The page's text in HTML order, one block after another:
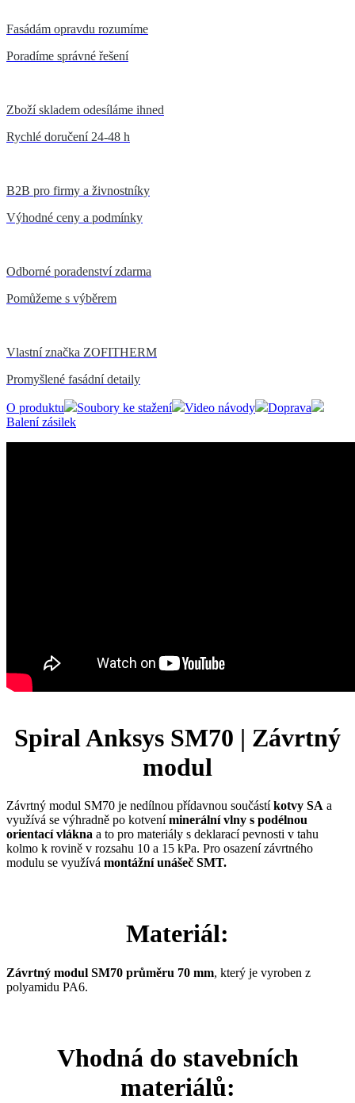
Fasádám opravdu rozumíme
Poradíme správné řešení
Zboží skladem odesíláme ihned
Rychlé doručení 24-48 h
B2B pro firmy a živnostníky
Výhodné ceny a podmínky
Odborné poradenství zdarma
Pomůžeme s výběrem
Vlastní značka ZOFITHERM
Promyšlené fasádní detaily
O produktu Soubory ke stažení Video návody
Doprava
Balení zásilek
Spiral Anksys SM70 | Závrtný
modul
Závrtný modul SM70 je nedílnou přídavnou součástíkotvy SA a
využívá se výhradně po kotveníminerální vlny s podélnou
orientací vlákna a to pro materiály s deklarací pevnosti v tahu
kolmo k rovině v rozsahu 10 a 15 kPa. Pro osazení závrtného
modulu se využívá montážní unášeč SMT.
Materiál:
Závrtný modul SM70 průměru 70 mm, který je vyroben z
polyamidu PA6.
Vhodná do stavebních
materiálů: